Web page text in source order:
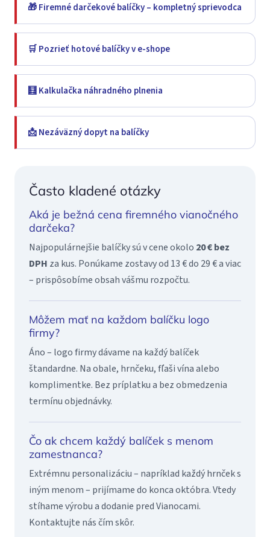
🎁 Firemné darčekové balíčky – kompletný sprievodca
🛒 Pozrieť hotové balíčky v e-shope
🧮 Kalkulačka náhradného plnenia
📩 Nezáväzný dopyt na balíčky
Často kladené otázky
Aká je bežná cena firemného vianočného
darčeka?
Najpopulárnejšie balíčky sú v cene okolo 20 € bez
DPH za kus. Ponúkame zostavy od 13 € do 29 € a viac
– prispôsobíme obsah vášmu rozpočtu.
Môžem mať na každom balíčku logo
firmy?
Áno – logo firmy dávame na každý balíček
štandardne. Na obale, hrnčeku, fľaši vína alebo
komplimentke. Bez príplatku a bez obmedzenia
termínu objednávky.
Čo ak chcem každý balíček s menom
zamestnanca?
Extrémnu personalizáciu – napríklad každý hrnček s
iným menom – prijímame do konca októbra. Vtedy
stíhame výrobu a dodanie pred Vianocami.
Kontaktujte nás čím skôr.